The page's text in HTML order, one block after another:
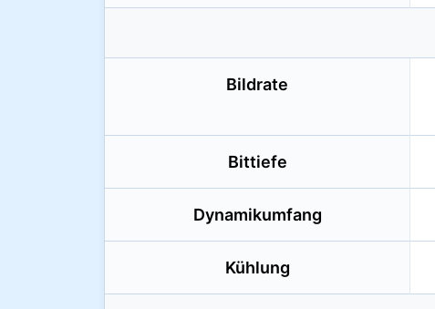
Bildrate
Bittiefe
Dynamikumfang
Kühlung